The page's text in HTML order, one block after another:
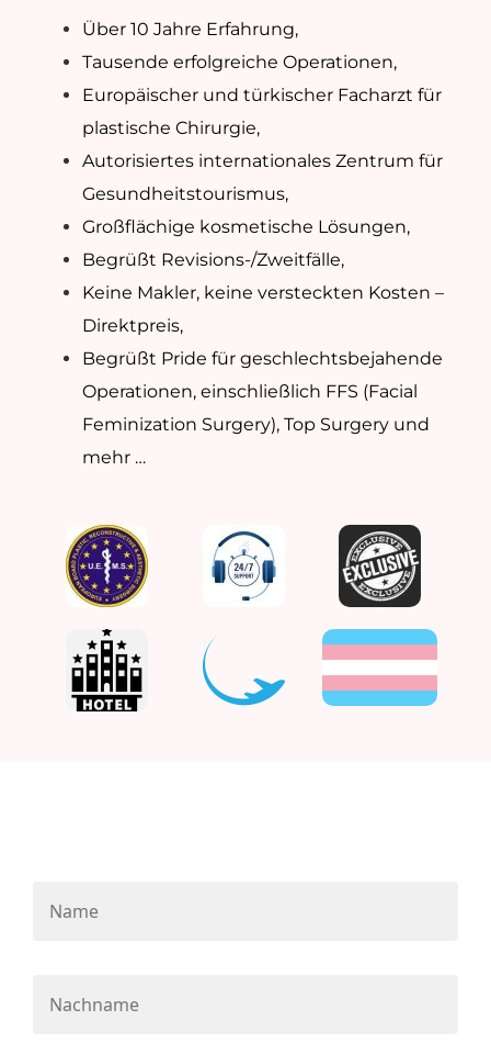
Über 10 Jahre Erfahrung,
Tausende erfolgreiche Operationen,
Europäischer und türkischer Facharzt für
plastische Chirurgie,
Autorisiertes internationales Zentrum für
Gesundheitstourismus,
Großflächige kosmetische Lösungen,
Begrüßt Revisions-/Zweitfälle,
Keine Makler, keine versteckten Kosten –
Direktpreis,
Begrüßt Pride für geschlechtsbejahende
Operationen, einschließlich FFS (Facial
Feminization Surgery), Top Surgery und
mehr …